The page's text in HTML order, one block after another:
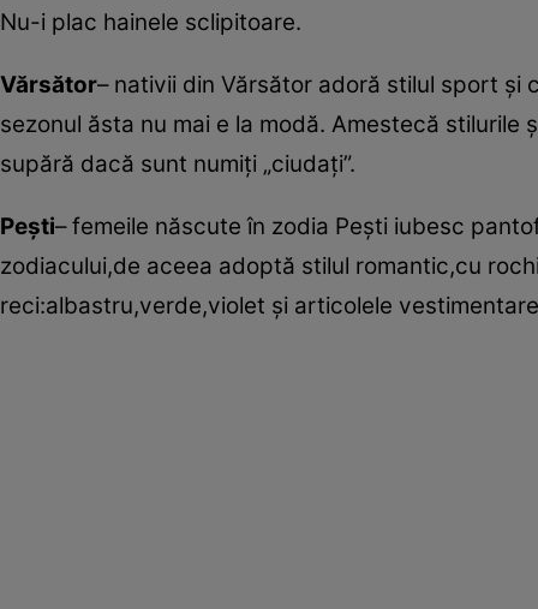
Nu-i plac hainele sclipitoare.
Vărsător– nativii din Vărsător adoră stilul sport
sezonul ăsta nu mai e la modă. Amestecă
supără dacă sunt numiţi „ciudaţi”.
Peşti– femeile născute în zodia Peşti iubesc
zodiacului,de aceea adoptă stilul romantic,cu
reci:albastru,verde,violet şi articolele